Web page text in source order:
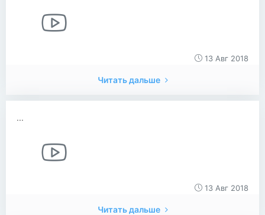
13 Авг 2018
Читать дальше
...
13 Авг 2018
Читать дальше